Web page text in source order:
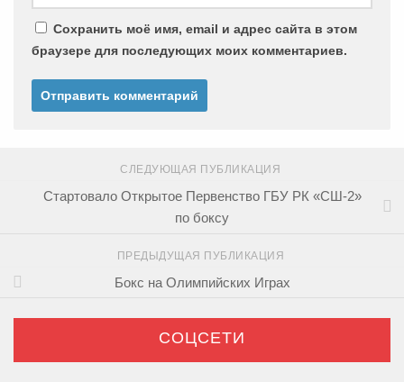
Сохранить моё имя, email и адрес сайта в этом
браузере для последующих моих комментариев.
СЛЕДУЮЩАЯ ПУБЛИКАЦИЯ
Стартовало Открытое Первенство ГБУ РК «СШ-2»
по боксу
ПРЕДЫДУЩАЯ ПУБЛИКАЦИЯ
Бокс на Олимпийских Играх
СОЦСЕТИ